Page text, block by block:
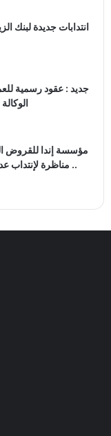
انتدابات جديدة لبنك
جديد : عقود رسمية
مؤسسة إندا للقروض
مناظرة لإنتداب عديد الأعوان لفائدة فروعها ..